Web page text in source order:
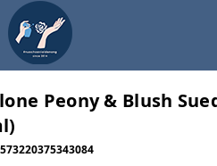
Peony & Blush